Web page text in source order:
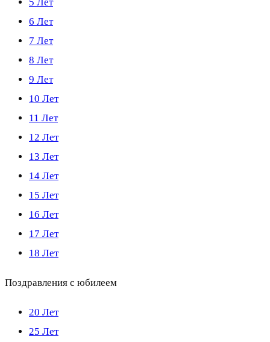
6 Лет
7 Лет
8 Лет
9 Лет
10 Лет
11 Лет
12 Лет
13 Лет
14 Лет
15 Лет
16 Лет
17 Лет
18 Лет
Поздравления с юбилеем
20 Лет
25 Лет